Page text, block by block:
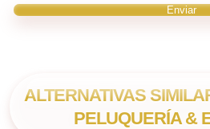
ALTERNATIVAS
PELUQUERÍA &